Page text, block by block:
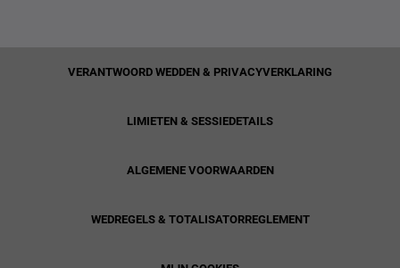
VERANTWOORD WEDDEN & PRIVACYVERKLARING
LIMIETEN & SESSIEDETAILS
ALGEMENE VOORWAARDEN
WEDREGELS & TOTALISATORREGLEMENT